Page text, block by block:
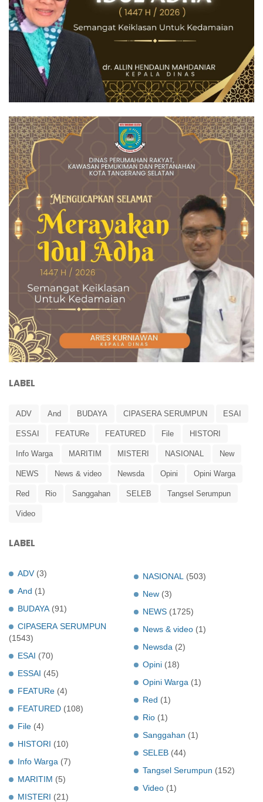
LABEL
ADV And BUDAYA CIPASERA SERUMPUN ESAI
ESSAI FEATURe FEATURED File HISTORI
Info Warga MARITIM MISTERI NASIONAL New
NEWS News & video Newsda Opini Opini Warga
Red Rio Sanggahan SELEB Tangsel Serumpun
Video
LABEL
ADV (3)
And (1)
BUDAYA (91)
CIPASERA SERUMPUN
(1543)
ESAI (70)
ESSAI (45)
FEATURe (4)
FEATURED (108)
File (4)
HISTORI (10)
Info Warga (7)
MARITIM (5)
MISTERI (21)
NASIONAL
(503)
New (3)
NEWS (1725)
News & video (1)
Newsda (2)
Opini (18)
Opini Warga (1)
Red (1)
Rio (1)
Sanggahan (1)
SELEB (44)
Tangsel Serumpun (152)
Video (1)